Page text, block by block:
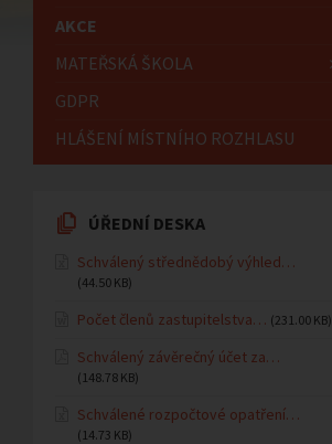
AKCE
MATEŘSKÁ ŠKOLA
GDPR
HLÁŠENÍ MÍSTNÍHO ROZHLASU
ÚŘEDNÍ DESKA
Schválený střednědobý výhled…
(44.50 KB)
Počet členů zastupitelstva… (231.00 KB)
Schválený závěrečný účet za…
(148.78 KB)
Schválené rozpočtové opatření…
(14.73 KB)